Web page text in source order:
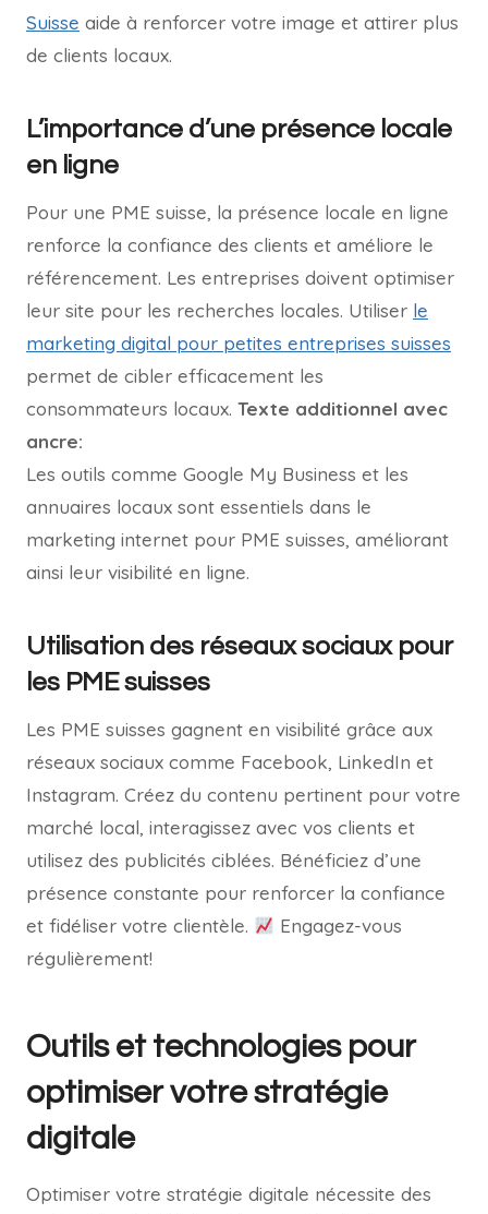
Suisse aide à renforcer votre image et attirer plus
de clients locaux.
L’importance d’une présence locale
en ligne
Pour une PME suisse, la présence locale en ligne
renforce la confiance des clients et améliore le
référencement. Les entreprises doivent optimiser
leur site pour les recherches locales. Utiliser le
marketing digital pour petites entreprises suisses
permet de cibler efficacement les
consommateurs locaux. Texte additionnel avec
ancre:
Les outils comme Google My Business et les
annuaires locaux sont essentiels dans le
marketing internet pour PME suisses, améliorant
ainsi leur visibilité en ligne.
Utilisation des réseaux sociaux pour
les PME suisses
Les PME suisses gagnent en visibilité grâce aux
réseaux sociaux comme Facebook, LinkedIn et
Instagram. Créez du contenu pertinent pour votre
marché local, interagissez avec vos clients et
utilisez des publicités ciblées. Bénéficiez d’une
présence constante pour renforcer la confiance
et fidéliser votre clientèle.
Engagez-vous
régulièrement!
Outils et technologies pour
optimiser votre stratégie
digitale
Optimiser votre stratégie digitale nécessite des